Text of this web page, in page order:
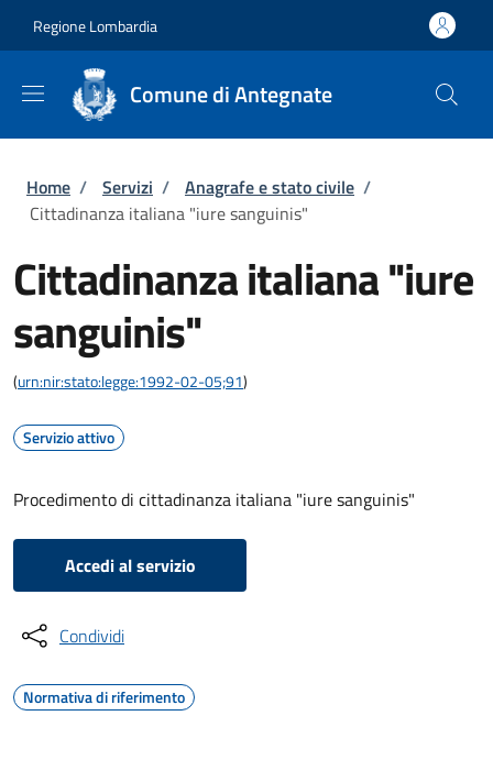
Regione Lombardia
Comune di Antegnate
Briciole di pane
Home / Servizi / Anagrafe e stato civile /
Cittadinanza italiana "iure sanguinis"
Cittadinanza italiana "iure
sanguinis"
(urn:nir:stato:legge:1992-02-05;91)
Servizio attivo
Procedimento di cittadinanza italiana "iure sanguinis"
Accedi al servizio
Condividi
Normativa di riferimento